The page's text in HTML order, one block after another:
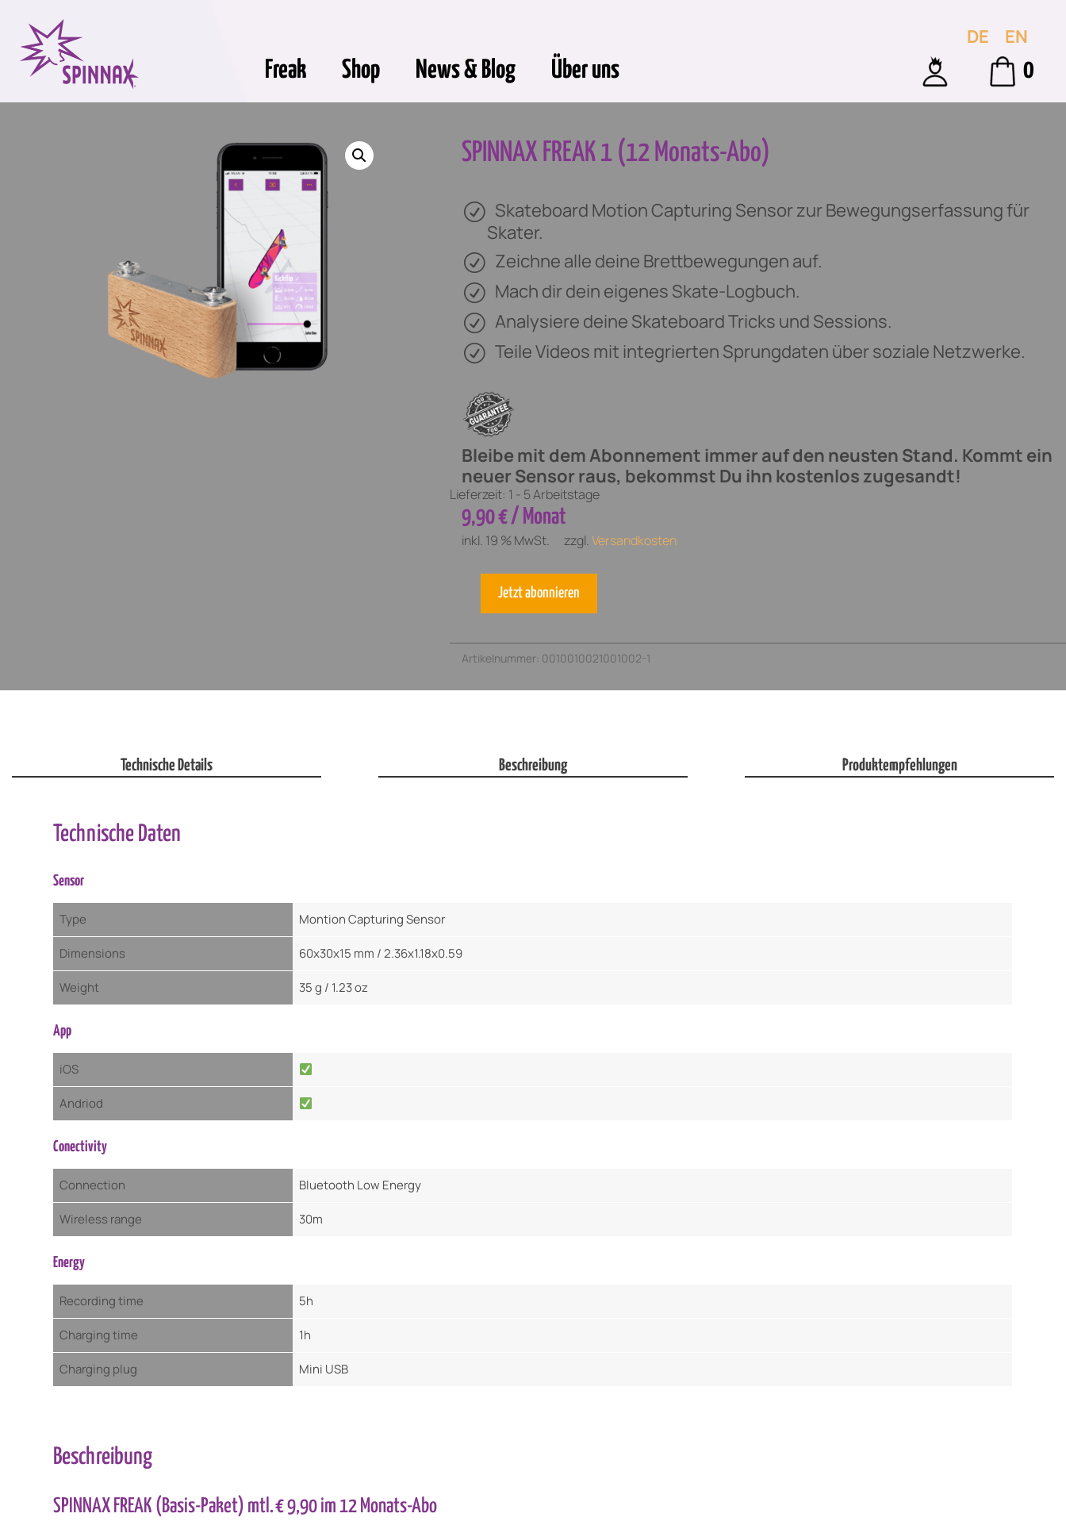
Freak Shop News & Blog Über uns 0
DE EN
SPINNAX FREAK 1 (12 Monats-Abo)
Skateboard Motion Capturing Sensor zur Bewegungserfassung für
Skater.
Zeichne alle deine Brettbewegungen auf.
Mach dir dein eigenes Skate-Logbuch.
Analysiere deine Skateboard Tricks und Sessions.
Teile Videos mit integrierten Sprungdaten über soziale Netzwerke.
Bleibe mit dem Abonnement immer auf den neusten Stand. Kommt ein
neuer Sensor raus, bekommst Du ihn kostenlos zugesandt!
Lieferzeit: 1 - 5 Arbeitstage
9,90 €/ Monat
inkl. 19 % MwSt. zzgl.Versandkosten
SPINNAX
1
(12
Monats-
Jetzt abonnieren
Artikelnummer: 0010010021001002-1
Technische Details Beschreibung Produktempfehlungen
Technische Daten
Sensor
Type Montion Capturing Sensor
Dimensions 60x30x15 mm / 2.36x1.18x0.59
Weight 35 g / 1.23 oz
App
iOS
Andriod
Conectivity
Connection Bluetooth Low Energy
Wireless range 30m
Energy
Recording time 5h
Charging time 1h
Charging plug Mini USB
Beschreibung
SPINNAX FREAK (Basis-Paket) mtl. € 9,90 im 12 Monats-Abo